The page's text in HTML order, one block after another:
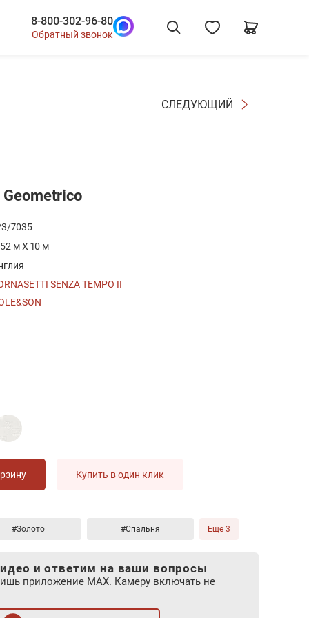
8-800-302-96-80
Обратный звонок
СЛЕДУЮЩИЙ
7035
м X 10 м
SENZA TEMPO II
Купить в один клик
#Золото #Спальня Еще 3
и ответим на ваши вопросы
приложение MAX. Камеру включать не